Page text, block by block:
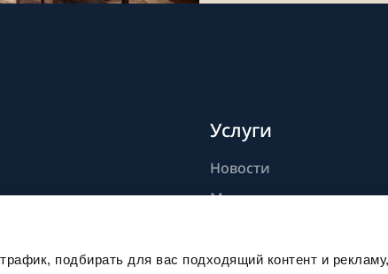
подбирать для вас подходящий контент и
Услуги
Новости
Мастерство
Устойчивое развитие